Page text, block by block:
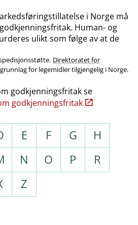
i Norge må
Human- og
ulikt som følge av at de
Direktoratet for
for legemidler tilgjengelig i Norge.
godkjenningsfritak se
godkjenningsfritak
E F G
H
N O P
R
Z